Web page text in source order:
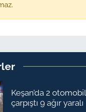
Keşan’da 2
çarpıştı 9 ağır yaralı